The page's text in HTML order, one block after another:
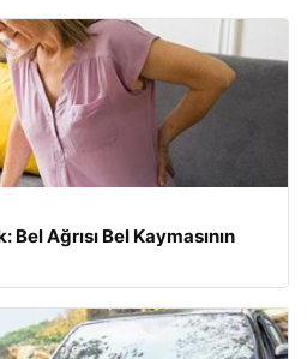
Ağrısı Bel Kaymasının